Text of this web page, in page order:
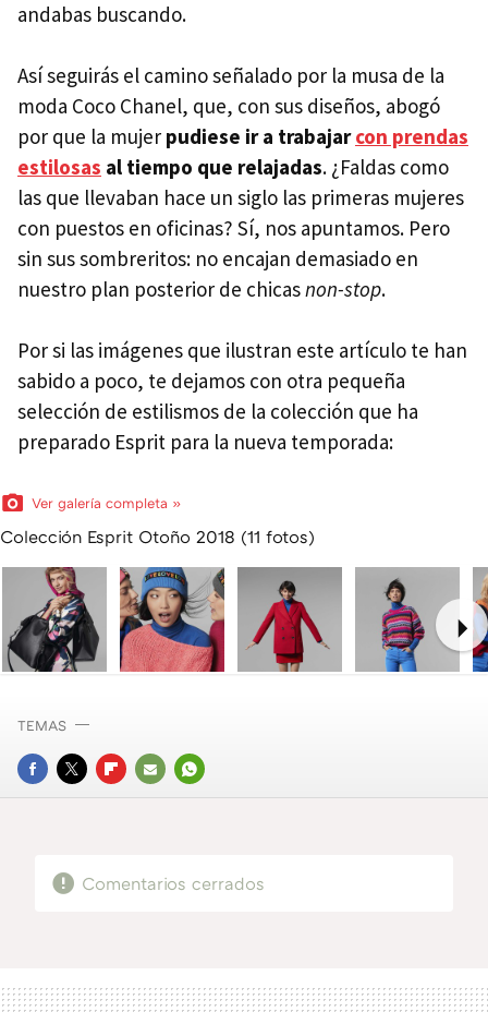
andabas buscando.
Así seguirás el camino señalado por la musa de la
moda Coco Chanel, que, con sus diseños, abogó
por que la mujer pudiese ir a trabajarcon prendas
estilosas al tiempo que relajadas. ¿Faldas como
las que llevaban hace un siglo las primeras mujeres
con puestos en oficinas? Sí, nos apuntamos. Pero
sin sus sombreritos: no encajan demasiado en
nuestro plan posterior de chicasnon-stop.
Por si las imágenes que ilustran este artículo te han
sabido a poco, te dejamos con otra pequeña
selección de estilismos de la colección que ha
preparado Esprit para la nueva temporada:
Ver galería completa »
Colección Esprit Otoño 2018 (11 fotos)
FACEBOOK
TWITTERFLIPBOARD
E-
WHATSAPP
TEMAS
Comentarios cerrados